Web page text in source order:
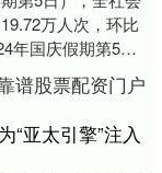
万人次，环比
年国庆假期第5
第一财经....
谱股票配资门户
“亚太引擎”注入